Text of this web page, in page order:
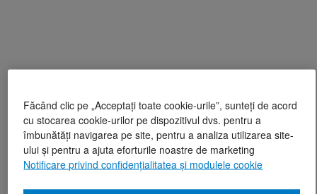
Făcând clic pe „Acceptați toate cookie-urile”, sunteți de acord
cu stocarea cookie-urilor pe dispozitivul dvs. pentru a
îmbunătăți navigarea pe site, pentru a analiza utilizarea site-
ului și pentru a ajuta eforturile noastre de marketing
Notificare privind confidențialitatea și modulele cookie